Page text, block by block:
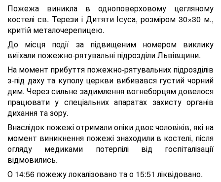
Пожежа виникла в одноповерховому цегляному
костелі св. Терези і Дитяти Ісуса, розміром 30×30 м.,
критій металочерепицею.
До місця події за підвищеним номером виклику
виїхали пожежно-рятувальні підрозділи Львівщини.
На момент прибуття пожежно-рятувальних підрозділів
з-під даху та куполу церкви вибивався густий чорний
дим. Через сильне задимлення вогнеборцям довелося
працювати у спеціальних апаратах захисту органів
дихання та зору.
Внаслідок пожежі отримали опіки двоє чоловіків, які на
момент виникнення пожежі знаходили в костелі, після
огляду медиками потерпілі від госпіталізації
відмовились.
О 14:56 пожежу локалізовано та о 15:51 ліквідовано.